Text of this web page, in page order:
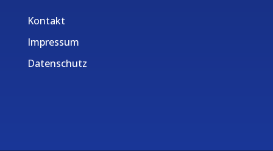
Kontakt
Impressum
Datenschutz